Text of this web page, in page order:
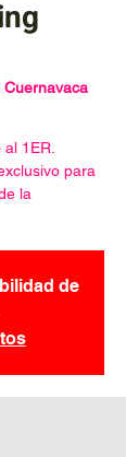
Cuernavaca
1ER.
para
la
de